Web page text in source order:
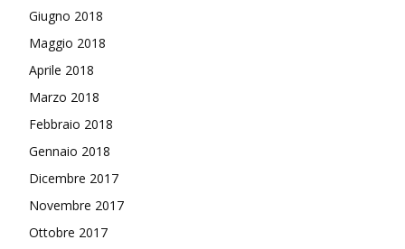
Giugno 2018
Maggio 2018
Aprile 2018
Marzo 2018
Febbraio 2018
Gennaio 2018
Dicembre 2017
Novembre 2017
Ottobre 2017